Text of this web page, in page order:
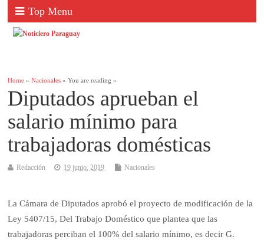
Top Menu
Home »Nacionales » You are reading »
Diputados aprueban el
salario mínimo para
trabajadoras domésticas
Redacción 19 junio, 2019 Nacionales
La Cámara de Diputados aprobó el proyecto de modificación de la
Ley 5407/15, Del Trabajo Doméstico que plantea que las
trabajadoras perciban el 100% del salario mínimo, es decir G.